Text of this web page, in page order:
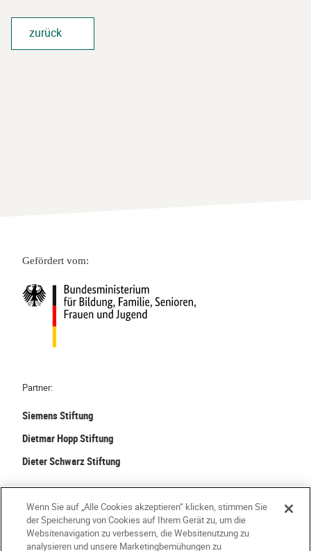
zurück
Gefördert vom:
Partner:
Siemens Stiftung
Dietmar Hopp Stiftung
Dieter Schwarz Stiftung
Kontakt Häufige Fragen Impressum
Wenn Sie auf „Alle Cookies akzeptieren“ klicken, stimmen Sie
der Speicherung von Cookies auf Ihrem Gerät zu, um die
Websitenavigation zu verbessern, die Websitenutzung zu
analysieren und unsere Marketingbemühungen zu